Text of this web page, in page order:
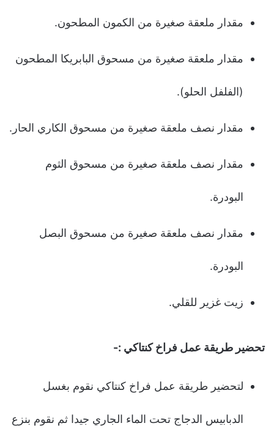
مقدار ملعقة صغيرة من الكمون المطحون.
مقدار ملعقة صغيرة من مسحوق البابريكا المطحون
(الفلفل الحلو).
مقدار نصف ملعقة صغيرة من مسحوق الكاري الحار.
مقدار نصف ملعقة صغيرة من مسحوق الثوم
البودرة.
مقدار نصف ملعقة صغيرة من مسحوق البصل
البودرة.
زيت غزير للقلي.
تحضير طريقة عمل فراخ كنتاكي :-
لتحضير طريقة عمل فراخ كنتاكي نقوم بغسل
الدبابيس الدجاج تحت الماء الجاري جيدا ثم نقوم بنزع